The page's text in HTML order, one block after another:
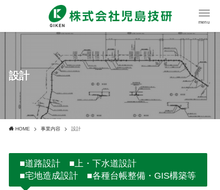
menu
設計
HOME 事業内容 設計
■道路設計 ■上・下水道設計
■宅地造成設計 ■各種台帳整備・GIS構築等